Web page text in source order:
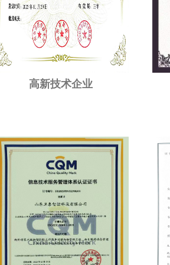
高新技术企业